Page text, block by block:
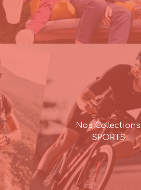
Nos Collections
SPORTS